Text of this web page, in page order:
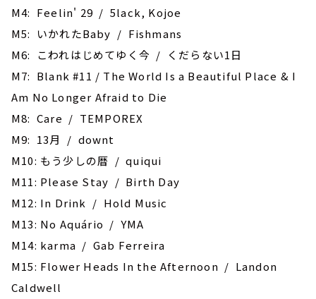
M4: Feelin' 29 / 5lack, Kojoe
M5: いかれたBaby / Fishmans
M6: こわれはじめてゆく今 / くだらない1日
M7: Blank #11 / The World Is a Beautiful Place & I
Am No Longer Afraid to Die
M8: Care / TEMPOREX
M9: 13月 / downt
M10: もう少しの暦 / quiqui
M11: Please Stay / Birth Day
M12: In Drink / Hold Music
M13: No Aquário / YMA
M14: karma / Gab Ferreira
M15: Flower Heads In the Afternoon / ‎Landon
Caldwell